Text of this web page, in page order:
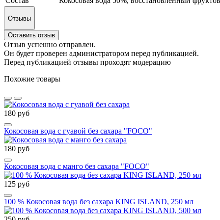
Отзывы
Оставить отзыв
Отзыв успешно отправлен.
Он будет проверен администратором перед публикацией.
Перед публикацией отзывы проходят модерацию
Похожие товары
180 руб
Кокосовая вода с гуавой без сахара "FOCO"
180 руб
Кокосовая вода с манго без сахара "FOCO"
125 руб
100 % Кокосовая вода без сахара KING ISLAND, 250 мл